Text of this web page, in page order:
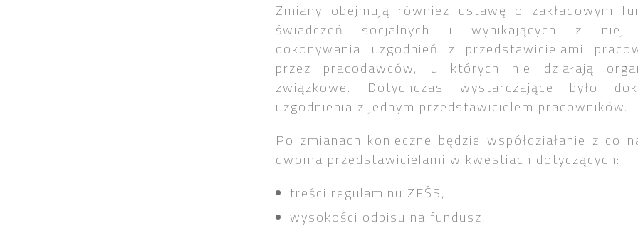
Zmiany obejmują również ustawę o zakładowym
świadczeń socjalnych i wynikających z niej
dokonywania uzgodnień z przedstawicielami
przez pracodawców, u których nie działają
związkowe. Dotychczas wystarczające było
uzgodnienia z jednym przedstawicielem pracowników.
Po zmianach konieczne będzie współdziałanie z co
dwoma przedstawicielami w kwestiach dotyczących:
treści regulaminu ZFŚS,
wysokości odpisu na fundusz,